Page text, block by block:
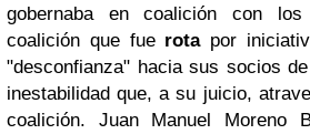
gobernaba en coalición con
coalición que fue rotapor
"desconfianza" hacia sus socios
inestabilidad que, a su juicio,
coalición. Juan Manuel Moreno